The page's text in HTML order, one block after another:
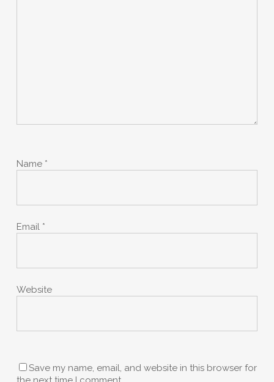
Name *
Email *
Website
Save my name, email, and website in this browser for